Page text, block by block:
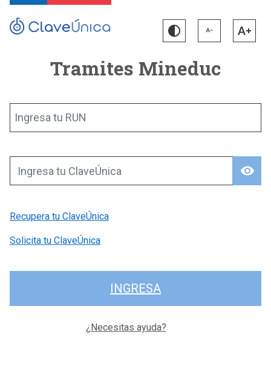
Tramites Mineduc
Ingresa tu RUN
visibility
Ingresa tu ClaveÚnica
Recupera tu ClaveÚnica
Solicita tu ClaveÚnica
INGRESA
¿Necesitas ayuda?